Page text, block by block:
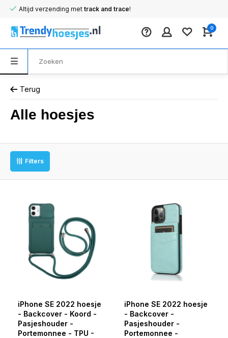
Altijd verzending met track and trace!
0
Terug
Alle hoesjes
Filters
iPhone SE 2022 hoesje
- Backcover - Koord -
Pasjeshouder -
Portemonnee - TPU -
iPhone SE 2022 hoesje
- Backcover -
Pasjeshouder -
Portemonnee -